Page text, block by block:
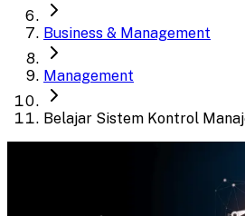
Business & Management
Management
Belajar Sistem Kontrol